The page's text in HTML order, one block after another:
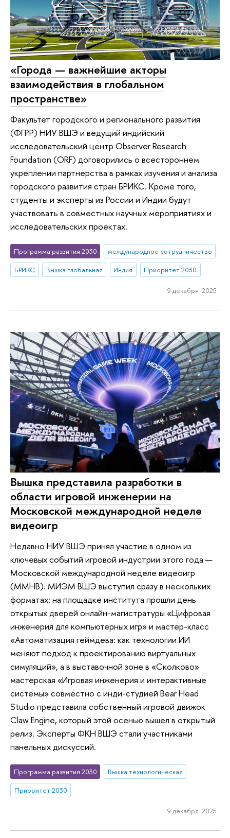
«Города — важнейшие акторы
взаимодействия в глобальном
пространстве»
Факультет городского и регионального развития
(ФГРР) НИУ ВШЭ и ведущий индийский
исследовательский центр Observer Research
Foundation (ORF) договорились о всестороннем
укреплении партнерства в рамках изучения и анализа
городского развития стран БРИКС. Кроме того,
студенты и эксперты из России и Индии будут
участвовать в совместных научных мероприятиях и
исследовательских проектах.
Программа развития 2030
международное сотрудничество
БРИКС
Вышка глобальная Индия Приоритет 2030
9 декабря 2025
Вышка представила разработки в
области игровой инженерии на
Московской международной неделе
видеоигр
Недавно НИУ ВШЭ принял участие в одном из
ключевых событий игровой индустрии этого года —
Московской международной неделе видеоигр
(ММНВ). МИЭМ ВШЭ выступил сразу в нескольких
форматах: на площадке института прошли день
открытых дверей онлайн-магистратуры «Цифровая
инженерия для компьютерных игр» и мастер-класс
«Автоматизация геймдева: как технологии ИИ
меняют подход к проектированию виртуальных
симуляций», а в выставочной зоне в «Сколково»
мастерская «Игровая инженерия и интерактивные
системы» совместно с инди-студией Bear Head
Studio представила собственный игровой движок
Claw Engine, который этой осенью вышел в открытый
релиз. Эксперты ФКН ВШЭ стали участниками
панельных дискуссий.
Программа развития 2030
Вышка технологическая
Приоритет 2030
9 декабря 2025